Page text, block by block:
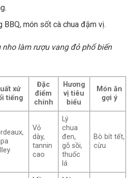
BBQ, món sốt cà chua đậm vị.
làm rượu vang đỏ phổ biến
xứ
tiếng
Đặc
điểm
chính
Hương
vị tiêu
biểu
Món ăn
gợi ý
Vỏ
dày,
tannin
cao
Lý
chua
đen,
gỗ sồi,
thuốc
lá
Bò bít tết,
cừu